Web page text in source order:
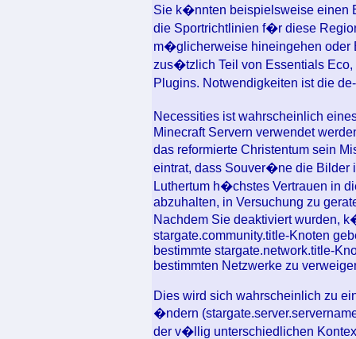
Sie k�nnten beispielsweise einen
die Sportrichtlinien f�r diese
m�glicherweise hineingehen oder
zus�tzlich Teil von Essentials
Plugins. Notwendigkeiten ist die
Necessities ist wahrscheinlich
Minecraft Servern verwendet
das reformierte Christentum sein
eintrat, dass Souver�ne die
Luthertum h�chstes Vertrauen in
abzuhalten, in Versuchung zu
Nachdem Sie deaktiviert wurden,
stargate.community.title-Knoten
bestimmte stargate.network.title-
bestimmten Netzwerke zu
Dies wird sich wahrscheinlich zu
�ndern
der v�llig unterschiedlichen